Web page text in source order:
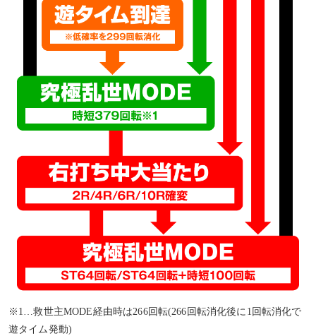
※1…救世主MODE経由時は266回転(266回転消化後に1回転消化で
遊タイム発動)